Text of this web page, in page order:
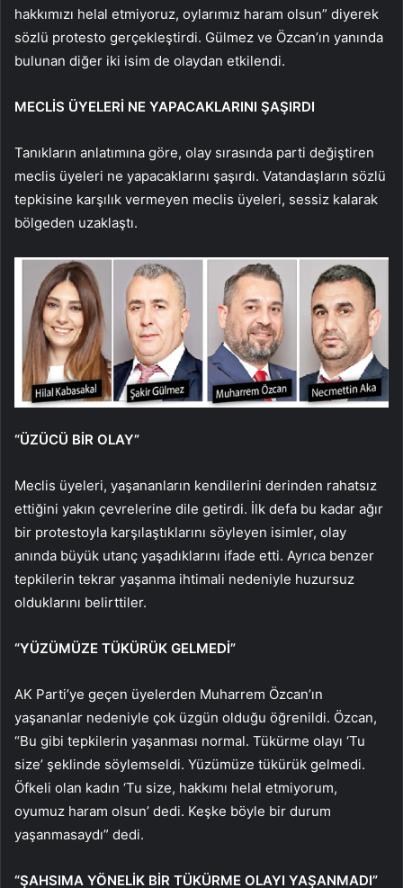
hakkımızı helal etmiyoruz, oylarımız haram olsun” diyerek
sözlü protesto gerçekleştirdi. Gülmez ve Özcan’ın yanında
bulunan diğer iki isim de olaydan etkilendi.
MECLİS ÜYELERİ NE YAPACAKLARINI ŞAŞIRDI
Tanıkların anlatımına göre, olay sırasında parti değiştiren
meclis üyeleri ne yapacaklarını şaşırdı. Vatandaşların sözlü
tepkisine karşılık vermeyen meclis üyeleri, sessiz kalarak
bölgeden uzaklaştı.
“ÜZÜCÜ BİR OLAY”
Meclis üyeleri, yaşananların kendilerini derinden rahatsız
ettiğini yakın çevrelerine dile getirdi. İlk defa bu kadar ağır
bir protestoyla karşılaştıklarını söyleyen isimler, olay
anında büyük utanç yaşadıklarını ifade etti. Ayrıca benzer
tepkilerin tekrar yaşanma ihtimali nedeniyle huzursuz
olduklarını belirttiler.
“YÜZÜMÜZE TÜKÜRÜK GELMEDİ”
AK Parti’ye geçen üyelerden Muharrem Özcan’ın
yaşananlar nedeniyle çok üzgün olduğu öğrenildi. Özcan,
“Bu gibi tepkilerin yaşanması normal. Tükürme olayı ‘Tu
size’ şeklinde söylemseldi. Yüzümüze tükürük gelmedi.
Öfkeli olan kadın ‘Tu size, hakkımı helal etmiyorum,
oyumuz haram olsun’ dedi. Keşke böyle bir durum
yaşanmasaydı” dedi.
“ŞAHSIMA YÖNELİK BİR TÜKÜRME OLAYI YAŞANMADI”